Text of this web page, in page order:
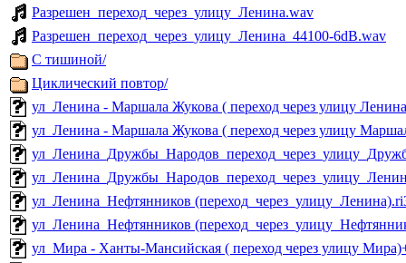
Разрешен_переход_через_улицу_Ленина.wav
Разрешен_переход_через_улицу_Ленина_44100-6dB.wav
С тишиной/
Циклический повтор/
ул_Ленина - Маршала Жукова ( переход через улицу
ул_Ленина - Маршала Жукова ( переход через улицу
ул_Ленина_Нефтянников
ул_Ленина_Нефтянников
ул_Мира - Ханты-Мансийская ( переход через улицу